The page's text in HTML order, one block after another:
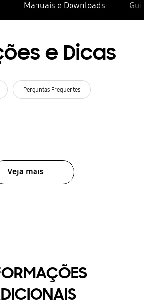
Manuais e Downloads
e Dicas
Perguntas Frequentes
Veja mais